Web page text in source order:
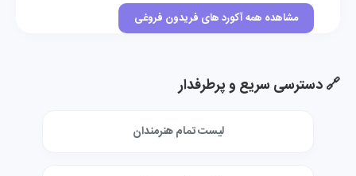
مشاهده همه آکورد های فریدون فروغی
🔗 دسترسی سریع و پرطرفدار
لیست تمام هنرمندان